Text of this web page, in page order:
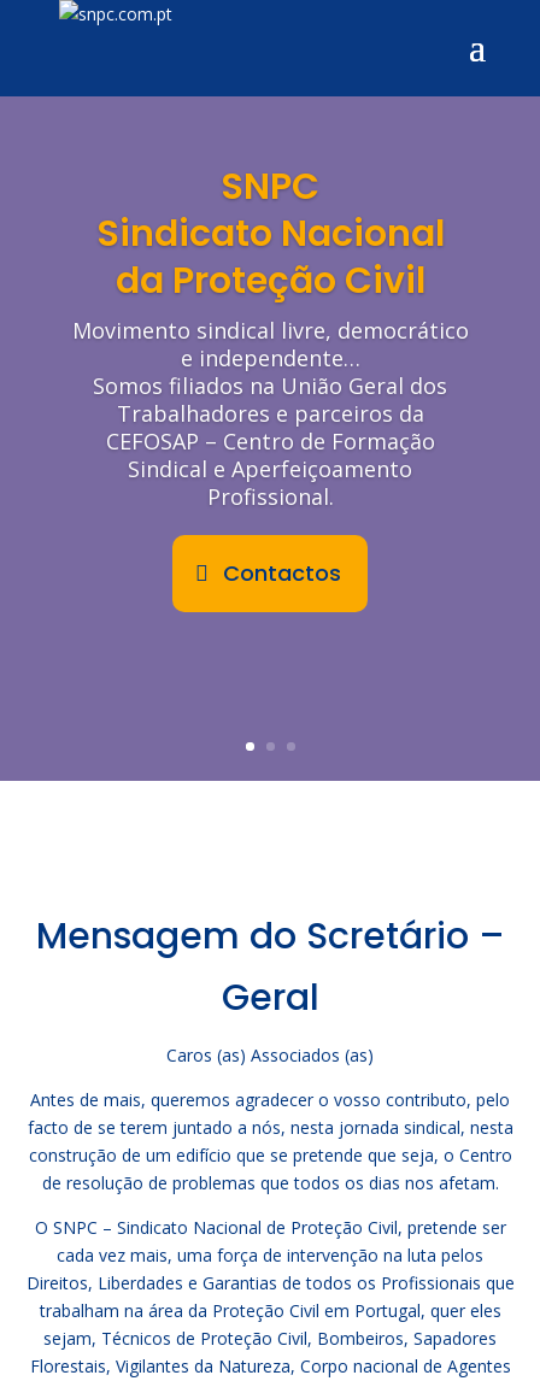
SNPC
Sindicato Nacional
da Proteção Civil
Movimento sindical livre, democrático
e independente…
Somos filiados na União Geral dos
Trabalhadores e parceiros da
CEFOSAP – Centro de Formação
Sindical e Aperfeiçoamento
Profissional.
Contactos
A Proteção Civil
Tem como missão: Planear,
coordenar e executar a política de
proteção civil.
Mensagem do Scretário –
Geral
Caros (as) Associados (as)
Antes de mais, queremos agradecer o vosso contributo, pelo
facto de se terem juntado a nós, nesta jornada sindical, nesta
construção de um edifício que se pretende que seja, o Centro
de resolução de problemas que todos os dias nos afetam.
O SNPC – Sindicato Nacional de Proteção Civil, pretende ser
cada vez mais, uma força de intervenção na luta pelos
Direitos, Liberdades e Garantias de todos os Profissionais que
trabalham na área da Proteção Civil em Portugal, quer eles
sejam, Técnicos de Proteção Civil, Bombeiros, Sapadores
Florestais, Vigilantes da Natureza, Corpo nacional de Agentes